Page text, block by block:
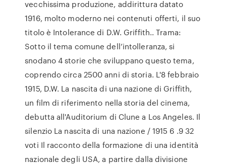
vecchissima produzione, addirittura datato
1916, molto moderno nei contenuti offerti, il suo
titolo è Intolerance di D.W. Griffith.. Trama:
Sotto il tema comune dell’intolleranza, si
snodano 4 storie che sviluppano questo tema,
coprendo circa 2500 anni di storia. L'8 febbraio
1915, D.W. La nascita di una nazione di Griffith,
un film di riferimento nella storia del cinema,
debutta all'Auditorium di Clune a Los Angeles. Il
silenzio La nascita di una nazione / 1915 6 .9 32
voti Il racconto della formazione di una identità
nazionale degli USA, a partire dalla divisione